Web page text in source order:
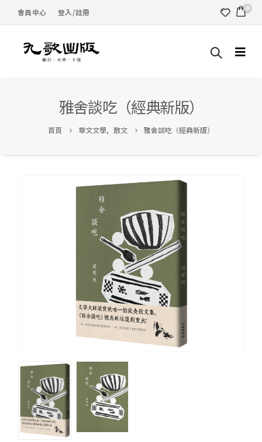
會員中心 登入/註冊 0
雅舍談吃（經典新版）
首頁 華文文學, 散文 雅舍談吃（經典新版）